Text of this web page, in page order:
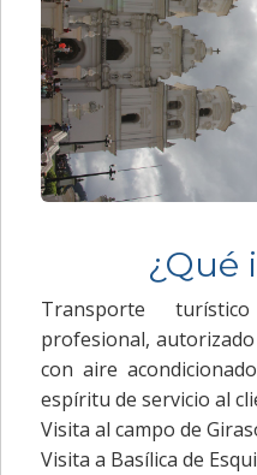
¿Qué
Transporte
profesional,
con aire
espíritu de servicio al
Visita al campo de
Visita a Basílica de